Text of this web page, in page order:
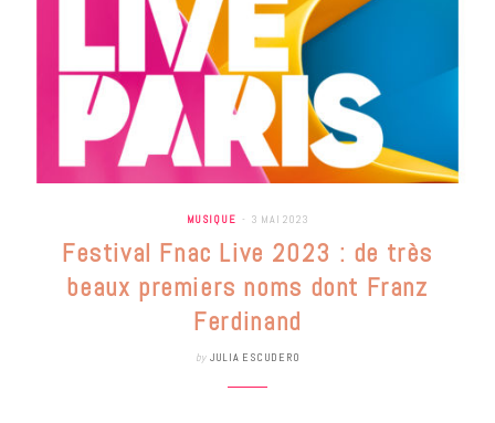
MUSIQUE 3 MAI 2023
Festival Fnac Live 2023 : de très
beaux premiers noms dont Franz
Ferdinand
by JULIA ESCUDERO